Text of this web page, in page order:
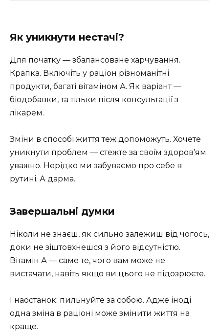
Як уникнути нестачі?
Для початку — збалансоване харчування.
Крапка. Включіть у раціон різноманітні
продукти, багаті вітаміном А. Як варіант —
біодобавки, та тільки після консультації з
лікарем.
Зміни в способі життя теж допоможуть. Хочете
уникнути проблем — стежте за своїм здоров’ям
уважно. Нерідко ми забуваємо про себе в
рутині. А дарма.
Завершальні думки
Ніколи не знаєш, як сильно залежиш від чогось,
доки не зіштовхнешся з його відсутністю.
Вітамін А — саме те, чого вам може не
вистачати, навіть якщо ви цього не підозрюєте.
І наостанок: пильнуйте за собою. Адже іноді
одна зміна в раціоні може змінити життя на
краще.